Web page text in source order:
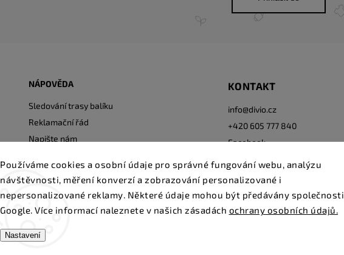
Používáme cookies a osobní údaje pro správné fungování webu, analýzu
návštěvnosti, měření konverzí a zobrazování personalizované i
nepersonalizované reklamy. Některé údaje mohou být předávány společnosti
Google. Více informací naleznete v našich zásadách ochrany osobních údajů.
Nastavení
NÁPOVĚDA
Sledování trasy balíku
Reklamační řád
Napište nám
KONTAKT
info@divio.cz
+420 605 777 840
Facebook
Copyright 2026 www.divio.cz. Všechna práva vyhrazena.